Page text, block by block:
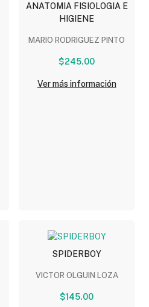
ANATOMIA FISIOLOGIA E
HIGIENE
MARIO RODRIGUEZ PINTO
$245.00
Ver más información
SPIDERBOY
VICTOR OLGUIN LOZA
$145.00